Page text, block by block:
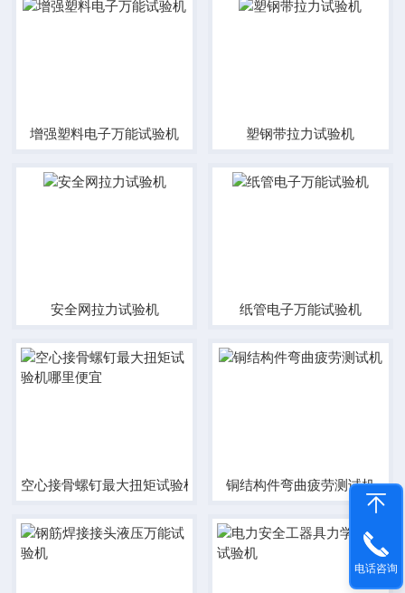
增强塑料电子万能试验机 塑钢带拉力试验机
安全网拉力试验机 纸管电子万能试验机
空心接骨螺钉最大扭矩试验机哪里便宜铜结构件弯曲疲劳测试机
电话咨询